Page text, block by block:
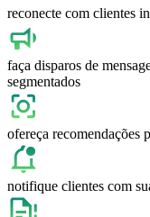
reconecte com clientes
faça disparos de
segmentados
ofereça recomendações
notifique clientes com